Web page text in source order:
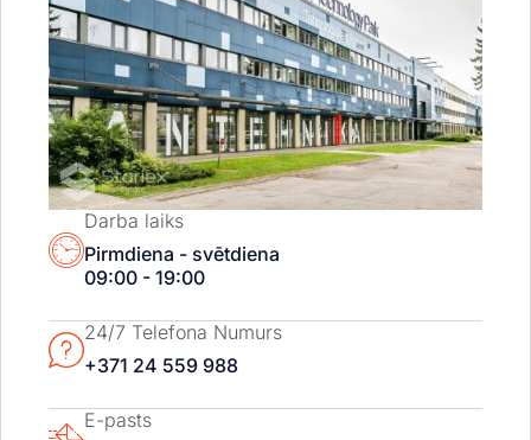
Darba laiks
Pirmdiena - svētdiena
09:00 - 19:00
24/7 Telefona Numurs
+371 24 559 988
E-pasts